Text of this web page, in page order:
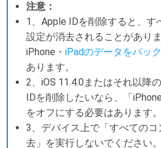
注意：
1、Apple IDを削除すると、す
設定が消去されることがあり
iPhone・iPadのデータをバッ
あります。
2、iOS 11.4.0またはそれ以降
IDを削除したいなら、「
をオフにする必要はあります。
3、デバイス上で「すべての
去」を実行しないでください